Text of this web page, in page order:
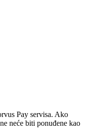
Pay servisa. Ako
neće biti ponuđene kao